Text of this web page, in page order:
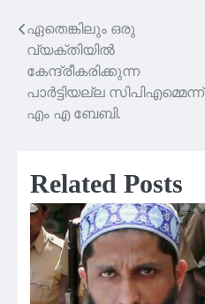
Post
navigation
ഏതെങ്കിലും ഒരു
വ്യക്തിയിൽ
കേന്ദ്രീകരിക്കുന്ന
പാർട്ടിയല്ല സിപിഎമ്മെന്ന്
എം എ ബേബി.
Related Posts